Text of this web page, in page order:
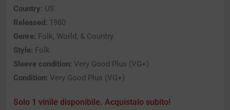
Country: US
Released: 1980
Genre: Folk, World, & Country
Style: Folk
Sleeve condition: Very Good Plus (VG+)
Condition: Very Good Plus (VG+)
Solo 1 vinile disponibile. Acquistalo subito!